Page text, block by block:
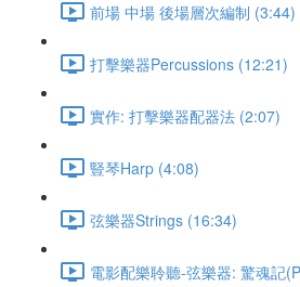
前場 中場 後場層次編制 (3:44)
打擊樂器Percussions (12:21)
實作: 打擊樂器配器法 (2:07)
豎琴Harp (4:08)
弦樂器Strings (16:34)
電影配樂聆聽-弦樂器: 驚魂記